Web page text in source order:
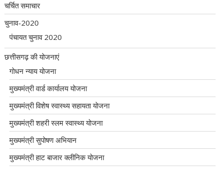
चर्चित समाचार
चुनाव-2020
पंचायत चुनाव 2020
छत्तीसगढ़ की योजनाएं
गोधन न्याय योजना
मुख्यमंत्री वार्ड कार्यालय योजना
मुख्यमंत्री विशेष स्वास्थ्य सहायता योजना
मुख्यमंत्री शहरी स्लम स्वास्थ्य योजना
मुख्यमंत्री सुपोषण अभियान
मुख्यमंत्री हाट बाजार क्लीनिक योजना